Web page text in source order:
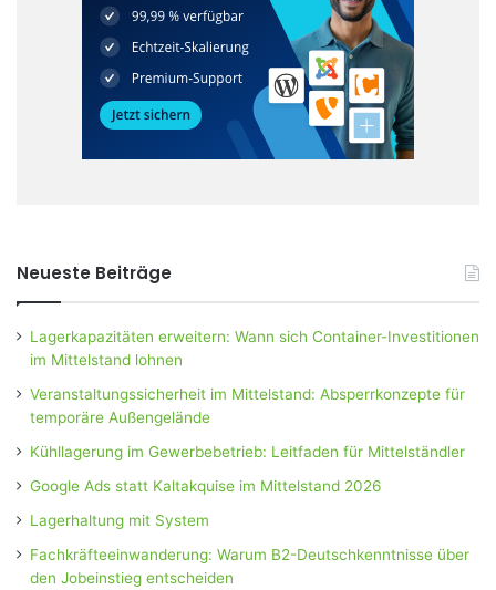
Neueste Beiträge
Lagerkapazitäten erweitern: Wann sich Container-Investitionen
im Mittelstand lohnen
Veranstaltungssicherheit im Mittelstand: Absperrkonzepte für
temporäre Außengelände
Kühllagerung im Gewerbebetrieb: Leitfaden für Mittelständler
Google Ads statt Kaltakquise im Mittelstand 2026
Lagerhaltung mit System
Fachkräfteeinwanderung: Warum B2-Deutschkenntnisse über
den Jobeinstieg entscheiden